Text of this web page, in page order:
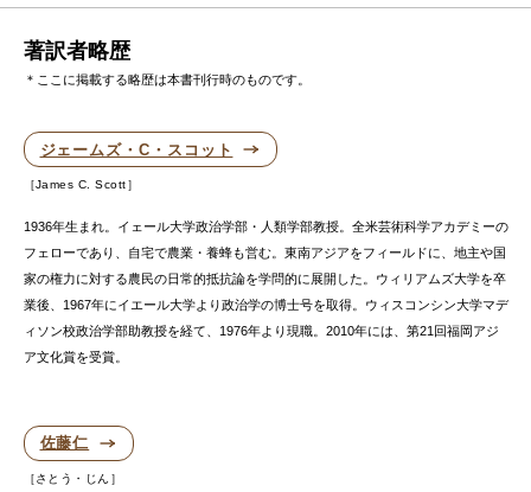
著訳者略歴
＊ここに掲載する略歴は本書刊行時のものです。
ジェームズ・C・スコット
James C. Scott
1936年生まれ。イェール大学政治学部・人類学部教授。全米芸術科学アカデミーの
フェローであり、自宅で農業・養蜂も営む。東南アジアをフィールドに、地主や国
家の権力に対する農民の日常的抵抗論を学問的に展開した。ウィリアムズ大学を卒
業後、1967年にイエール大学より政治学の博士号を取得。ウィスコンシン大学マデ
ィソン校政治学部助教授を経て、1976年より現職。2010年には、第21回福岡アジ
ア文化賞を受賞。
佐藤仁
さとう・じん